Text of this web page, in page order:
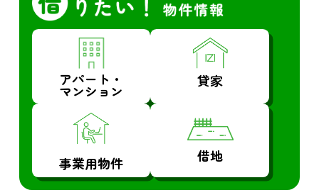
アパート・
マンション
貸家
事業用物件 借地